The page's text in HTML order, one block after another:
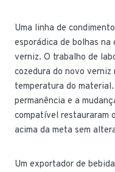
Uma linha de
esporádica de bolhas na
verniz. O trabalho de
cozedura do novo
temperatura do
permanência e a
compatível restauraram
acima da meta sem
Um exportador de